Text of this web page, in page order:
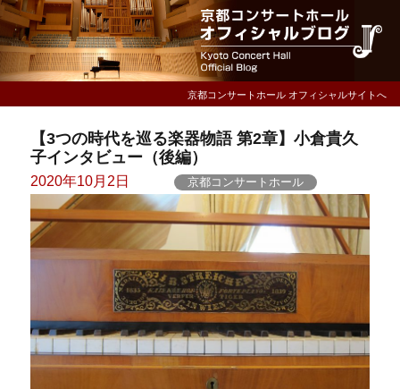
京都コンサートホール オフィシャルサイトへ
【3つの時代を巡る楽器物語 第2章】小倉貴久
子インタビュー（後編）
Posted
on
2020年10月2日 京都コンサートホール